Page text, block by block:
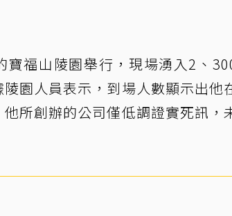
福山陵園舉行，現場湧入2、
園人員表示，到場人數顯示出他
所創辦的公司僅低調證實死訊，